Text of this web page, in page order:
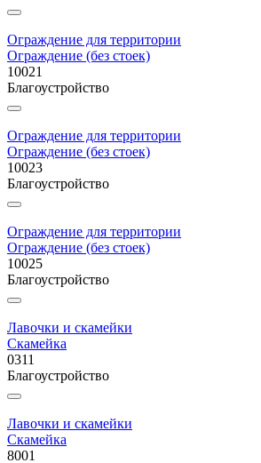
Ограждение для территории
Ограждение (без стоек)
10021
Благоустройство
Ограждение для территории
Ограждение (без стоек)
10023
Благоустройство
Ограждение для территории
Ограждение (без стоек)
10025
Благоустройство
Лавочки и скамейки
Скамейка
0311
Благоустройство
Лавочки и скамейки
Скамейка
8001